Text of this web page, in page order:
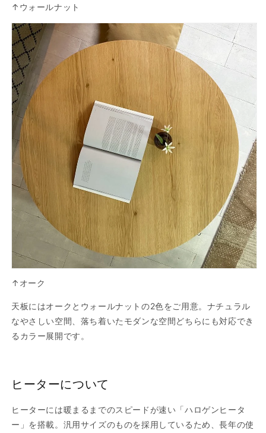
↑ウォールナット
↑オーク
天板にはオークとウォールナットの2色をご用意。ナチュラル
なやさしい空間、落ち着いたモダンな空間どちらにも対応でき
るカラー展開です。
ヒーターについて
ヒーターには暖まるまでのスピードが速い「ハロゲンヒータ
ー」を搭載。汎用サイズのものを採用しているため、長年の使